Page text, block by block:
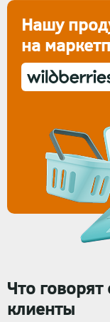
Нашу
на
Что говорят
клиенты